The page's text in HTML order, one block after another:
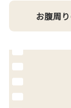
お腹周